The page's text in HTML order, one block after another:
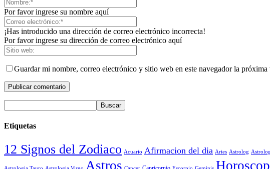
Por favor ingrese su nombre aquí
¡Has introducido una dirección de correo electrónico incorrecta!
Por favor ingrese su dirección de correo electrónico aquí
Guardar mi nombre, correo electrónico y sitio web en este navegador la próxima
Etiquetas
12 Signos del Zodiaco Acuario Afirmacion del dia Aries Astrolog Astrolog
Astros